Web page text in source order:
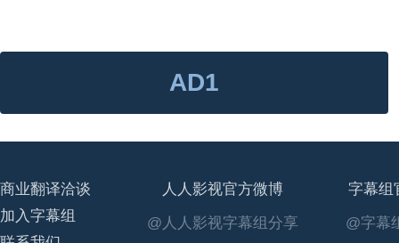
AD1
商业翻译洽谈
加入字幕组
人人影视官方微博
@人人影视字幕组分享
字幕组
@字幕